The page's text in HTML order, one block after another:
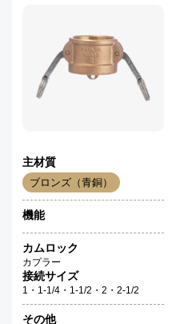
主材質
ブロンズ（青銅）
機能
カムロック
カプラー
接続サイズ
1・1-1/4・1-1/2・2・2-1/2
その他